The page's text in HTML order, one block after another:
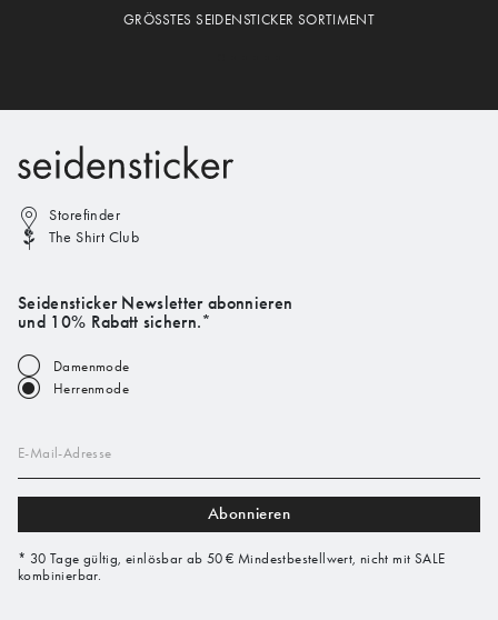
GRÖSSTES SEIDENSTICKER SORTIMENT
Storefinder
The Shirt Club
Seidensticker Newsletter abonnieren
und 10% Rabatt sichern.*
Damenmode
Herrenmode
E-Mail-Adresse
Abonnieren
* 30 Tage gültig, einlösbar ab 50 € Mindestbestellwert, nicht mit SALE
kombinierbar.